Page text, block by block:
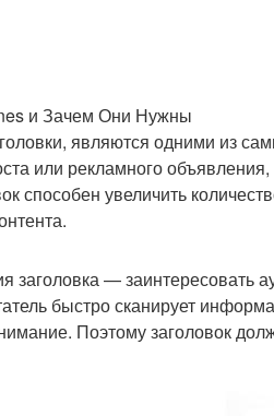
и Зачем Они Нужны
являются одними из
или рекламного
способен увеличить
заголовка — заинтересовать
быстро сканирует
Поэтому заголовок